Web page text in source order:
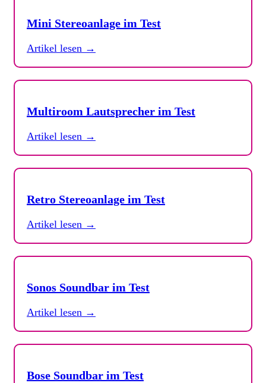
Mini Stereoanlage im Test
Artikel lesen →
Multiroom Lautsprecher im Test
Artikel lesen →
Retro Stereoanlage im Test
Artikel lesen →
Sonos Soundbar im Test
Artikel lesen →
Bose Soundbar im Test